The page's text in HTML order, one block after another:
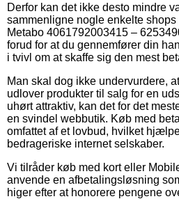
Derfor kan det ikke desto mindre
sammenligne nogle enkelte shops
Metabo 4061792003415 –
forud for at du gennemfører din
i tvivl om at skaffe sig den mest
Man skal dog ikke undervurdere,
udlover produkter til salg for en
uhørt attraktiv, kan det for det
en svindel webbutik. Køb med
omfattet af et lovbud, hvilket
bedrageriske internet selskaber.
Vi tilråder køb med kort eller
anvende en afbetalingsløsning
higer efter at honorere pengene